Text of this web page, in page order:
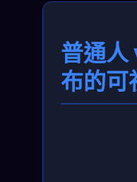
普通人
布的可